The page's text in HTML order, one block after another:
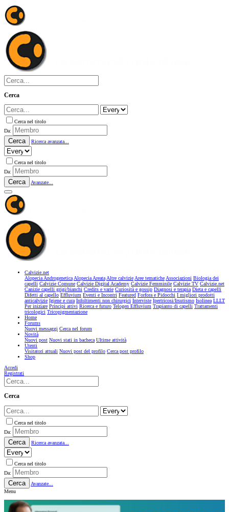
Cerca
Cerca nel titolo
Da:
Cerca Ricerca avanzata...
Cerca nel titolo
Da:
Cerca Avanzate...
Calvizie.net
Alopecia AndrogeneticaAlopecia AreataAltre calvizieAree tematicheAssociazioni Biologia dei
capelli Calvizie Comune Calvizie Digital Academy Calvizie Femminile Calvizie TV Calvizie.net
Canizie capelli grigi/bianchi Credits e varie Curiosità e gossip Diagnosi e terapia Dieta e capelli
Difetti al capello Effluvium Eventi e Incontri Featured Forfora e Pidocchi I migliori prodotti
anticalvizie Igiene e cura Infoltimenti non chirurgici Interviste Ipertricosi/Irsutismo Isolinea LLLT
Per iniziare Principi attivi Ricerca e futuro Telogen Effluvium Trapianto di capelli Trattamenti
tricologici Tricopigmentazione
Home
Forums
Nuovi messaggi Cerca nel forum
Novità
Nuovi post Nuovi stati in bacheca Ultime attività
Utenti
Visitatori attuali Nuovi post del profilo Cerca post profilo
Shop
Accedi
Registrati
Cerca
Cerca nel titolo
Da:
Cerca Ricerca avanzata...
Cerca nel titolo
Da:
Cerca
Avanzate...
Menu